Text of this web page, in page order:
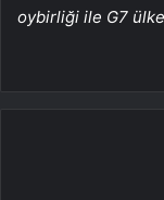
oybirliği ile G7